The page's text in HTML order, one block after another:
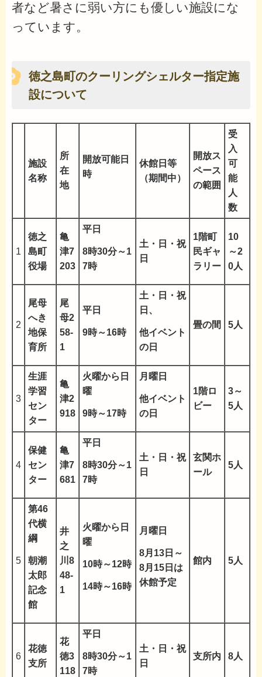
者など暑さに弱い方にも優しい施設にな
っています。
徳之島町のクーリングシェルター指定施
設について
施設
名称
所
在
地
開放可能日
時
休館日等
（期間中）
開放ス
ペース
の範囲
受
入
可
能
人
数
1
徳之
島町
役場
亀
津7
203
平日
8時30分～1
7時
土・日・祝
日
1階町
民ギャ
ラリー
10
～2
0人
2
尾母
へき
地保
育所
尾
母2
58-
1
平日
9時～16時
土・日・祝
日、
他イベント
の日
畳の間 5人
3
生涯
学習
セン
ター
亀
津2
918
火曜から日
曜
9時～17時
月曜日
他イベント
の日
1階ロ
ビー
3～
5人
4
保健
セン
ター
亀
津7
681
平日
8時30分～1
7時
土・日・祝
日
玄関ホ
ール
5人
5
第46
代横
綱
朝潮
太郎
記念
館
井
之
川8
48-
1
火曜から日
曜
10時～12時
14時～16時
月曜日
8月13日～
8月15日は
休館予定
館内 5人
6
花徳
支所
花
徳3
118
平日
8時30分～1
7時
土・日・祝
日
支所内 8人